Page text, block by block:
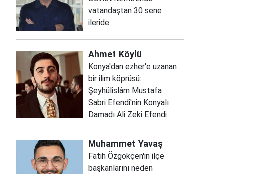
vatandaştan 30 sene
ileride
Ahmet Köylü
Konya'dan ezher'e uzanan
bir ilim köprüsü:
Şeyhülislâm Mustafa
Sabri Efendi'nin Konyalı
Damadı Ali Zeki Efendi
Muhammet Yavaş
Fatih Özgökçen'in ilçe
başkanlarını neden